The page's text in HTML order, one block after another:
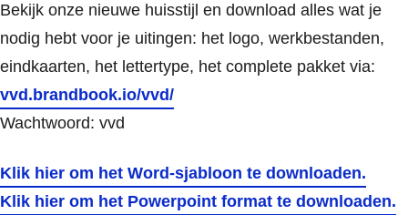
Bekijk onze nieuwe huisstijl en download alles wat je
nodig hebt voor je uitingen: het logo, werkbestanden,
eindkaarten, het lettertype, het complete pakket via:
vvd.brandbook.io/vvd/
Wachtwoord: vvd
Klik hier om het Word-sjabloon te downloaden.
Klik hier om het Powerpoint format te downloaden.